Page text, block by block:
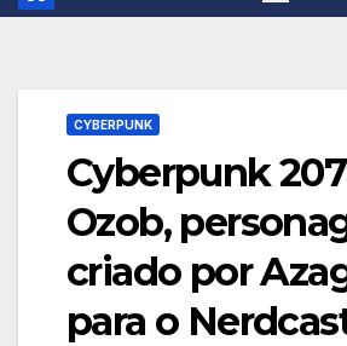
CYBERPUNK
Cyberpunk
Ozob,
criado por
para o